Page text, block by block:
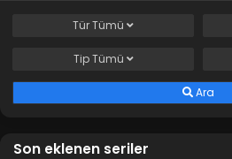
TürTümü
TipTümü
Ara
Son eklenen seriler